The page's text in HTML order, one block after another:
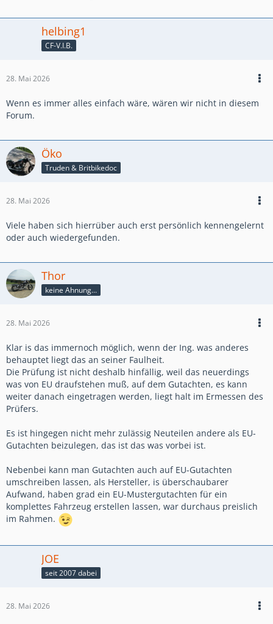
helbing1
CF-V.I.B.
28. Mai 2026
Wenn es immer alles einfach wäre, wären wir nicht in diesem
Forum.
Öko
Truden & Britbikedoc
28. Mai 2026
Viele haben sich hierrüber auch erst persönlich kennengelernt
oder auch wiedergefunden.
Thor
keine Ahnung...
28. Mai 2026
Klar is das immernoch möglich, wenn der Ing. was anderes
behauptet liegt das an seiner Faulheit.
Die Prüfung ist nicht deshalb hinfällig, weil das neuerdings
was von EU draufstehen muß, auf dem Gutachten, es kann
weiter danach eingetragen werden, liegt halt im Ermessen des
Prüfers.
Es ist hingegen nicht mehr zulässig Neuteilen andere als EU-
Gutachten beizulegen, das ist das was vorbei ist.
Nebenbei kann man Gutachten auch auf EU-Gutachten
umschreiben lassen, als Hersteller, is überschaubarer
Aufwand, haben grad ein EU-Mustergutachten für ein
komplettes Fahrzeug erstellen lassen, war durchaus preislich
im Rahmen.
JOE
seit 2007 dabei
28. Mai 2026